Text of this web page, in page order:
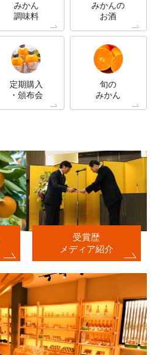
みかん
調味料
みかんの
お酒
定期購入
・頒布会
旬の
みかん
受賞歴
メディア紹介